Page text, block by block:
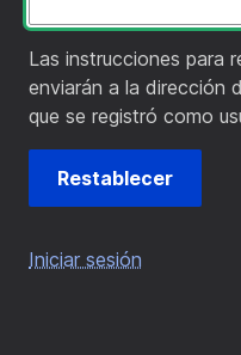
Las instrucciones para
enviarán a la dirección
que se registró como
Iniciar sesión